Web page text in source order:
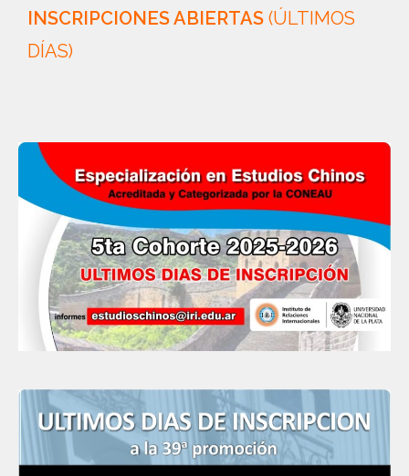
INSCRIPCIONES ABIERTAS (ÚLTIMOS
DÍAS)